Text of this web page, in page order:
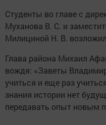
Студенты во главе с
Муханова В. С. и
Милициной Н. В.
Глава района Михаил
вождя: «Заветы
учиться и еще раз
знания истории нет
передавать опыт новым